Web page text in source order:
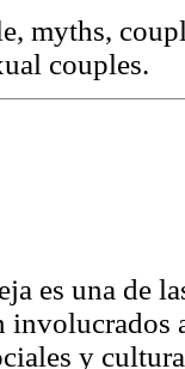
myths,
couples.
es una de
y